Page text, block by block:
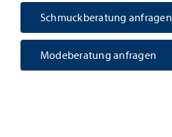
Schmuckberatung anfragen
Modeberatung anfragen